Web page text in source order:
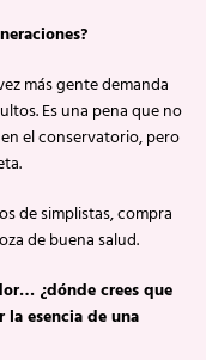
más gente demanda
Es una pena que no
el conservatorio, pero
de simplistas, compra
de buena salud.
¿dónde crees que
esencia de una